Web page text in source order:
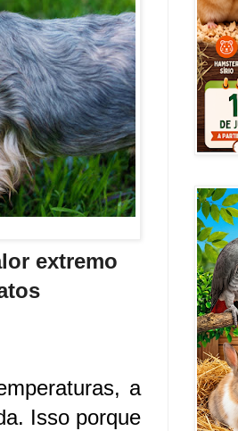
extremo
a
Isso porque